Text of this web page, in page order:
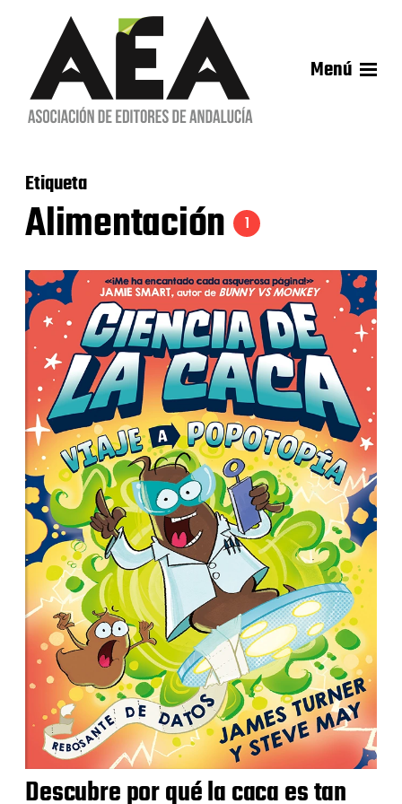
Menú
Etiqueta
Alimentación 1
Descubre por qué la caca es tan